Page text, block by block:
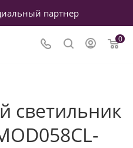
партнер
0
светильник